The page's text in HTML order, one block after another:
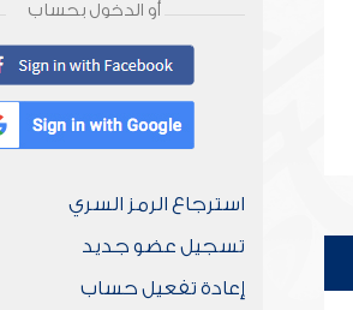
أو الدخول بحساب
استرجاع الرمز السري
تسجيل عضو جديد
إعادة تفعيل حساب